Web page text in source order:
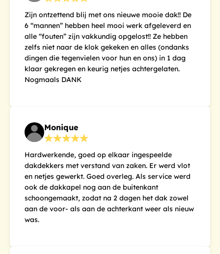
Zijn ontzettend blij met ons nieuwe mooie dak!! De
6 “mannen” hebben heel mooi werk afgeleverd en
alle “fouten” zijn vakkundig opgelost!! Ze hebben
zelfs niet naar de klok gekeken en alles (ondanks
dingen die tegenvielen voor hun en ons) in 1 dag
klaar gekregen en keurig netjes achtergelaten.
Nogmaals DANK
Monique
Hardwerkende, goed op elkaar ingespeelde
dakdekkers met verstand van zaken. Er werd vlot
en netjes gewerkt. Goed overleg. Als service werd
ook de dakkapel nog aan de buitenkant
schoongemaakt, zodat na 2 dagen het dak zowel
aan de voor- als aan de achterkant weer als nieuw
was.